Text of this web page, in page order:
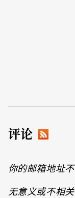
评论
你的邮箱地址
无意义或不相